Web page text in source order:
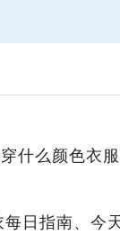
什么颜色衣
日指南、今